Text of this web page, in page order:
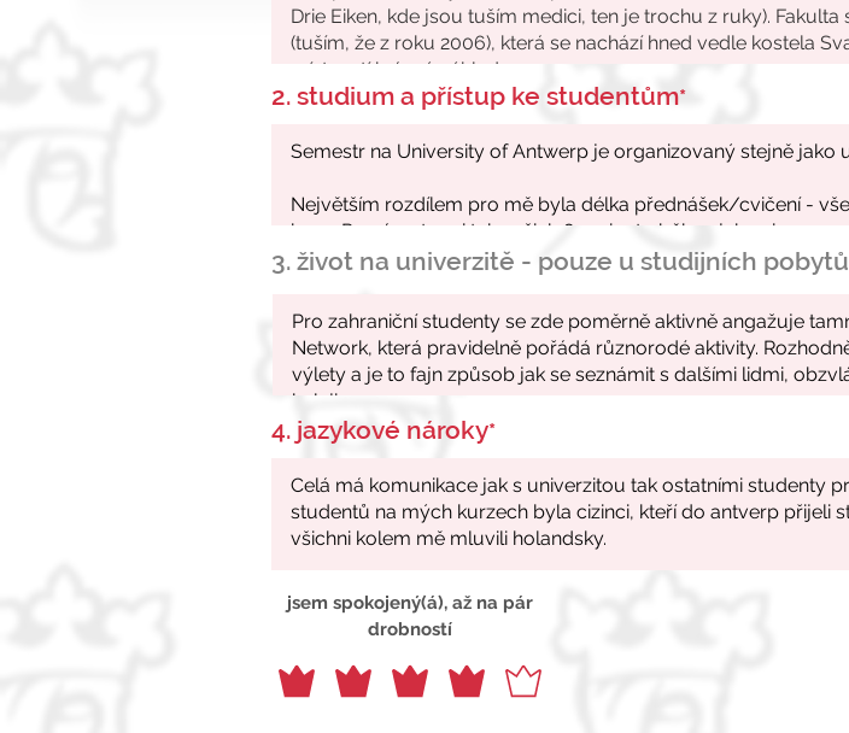
2. studium a přístup ke studentům*
3. život na univerzitě - pouze u studijních pobytů
4. jazykové nároky*
jsem spokojený(á), až na pár
drobností